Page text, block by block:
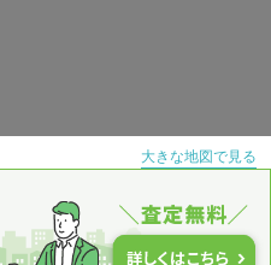
大きな地図で見る